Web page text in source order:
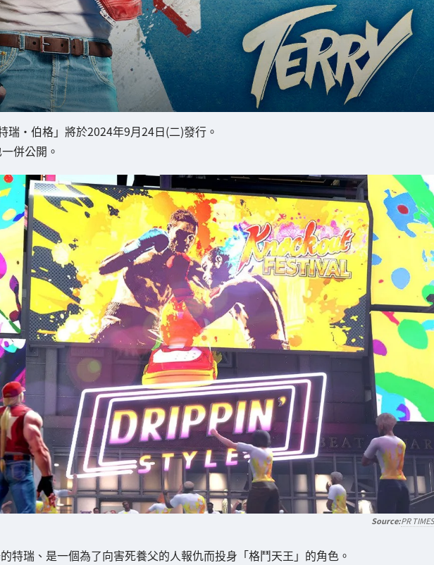
瑞·伯格」將於2024年9月24日(二)發行。
併公開。
PR TIMES
特瑞、是一個為了向害死養父的人報仇而投身「格鬥天王」的角色。